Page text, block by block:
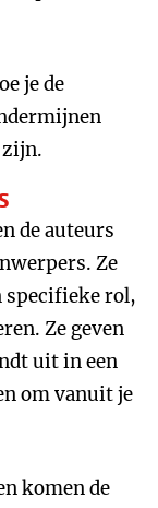
je de
de auteurs
Ze
specifieke rol,
Ze geven
uit in een
om vanuit je
komen de